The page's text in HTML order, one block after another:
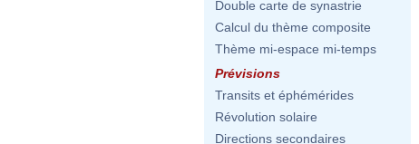
Double carte de synastrie
Calcul du thème composite
Thème mi-espace mi-temps
Prévisions
Transits et éphémérides
Révolution solaire
Directions secondaires